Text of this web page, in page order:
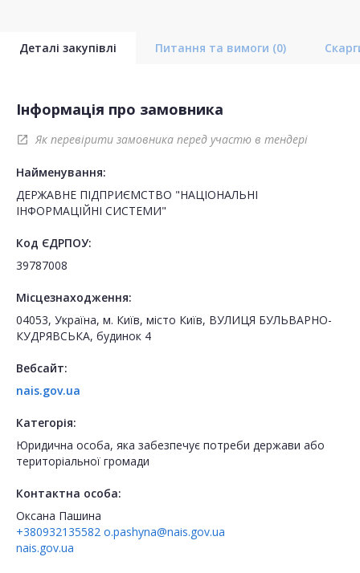
Деталі закупівлі Питання та вимоги (0)
Інформація про замовника
open_in_new Як перевірити замовника перед участю в тендері
Найменування:
ДЕРЖАВНЕ ПІДПРИЄМСТВО "НАЦІОНАЛЬНІ
ІНФОРМАЦІЙНІ СИСТЕМИ"
Код ЄДРПОУ:
39787008
Місцезнаходження:
04053, Україна, м. Київ, місто Київ, ВУЛИЦЯ БУЛЬВАРНО-
КУДРЯВСЬКА, будинок 4
Вебсайт:
nais.gov.ua
Категорія:
Юридична особа, яка забезпечує потреби держави або
територіальної громади
Контактна особа:
Оксана Пашина
+380932135582 o.pashyna@nais.gov.ua
nais.gov.ua